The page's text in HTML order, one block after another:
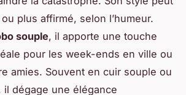
plus affirmé, selon l’humeur.
souple, il apporte une touche
pour les week-ends en ville ou
amies. Souvent en cuir souple ou
dégage une élégance